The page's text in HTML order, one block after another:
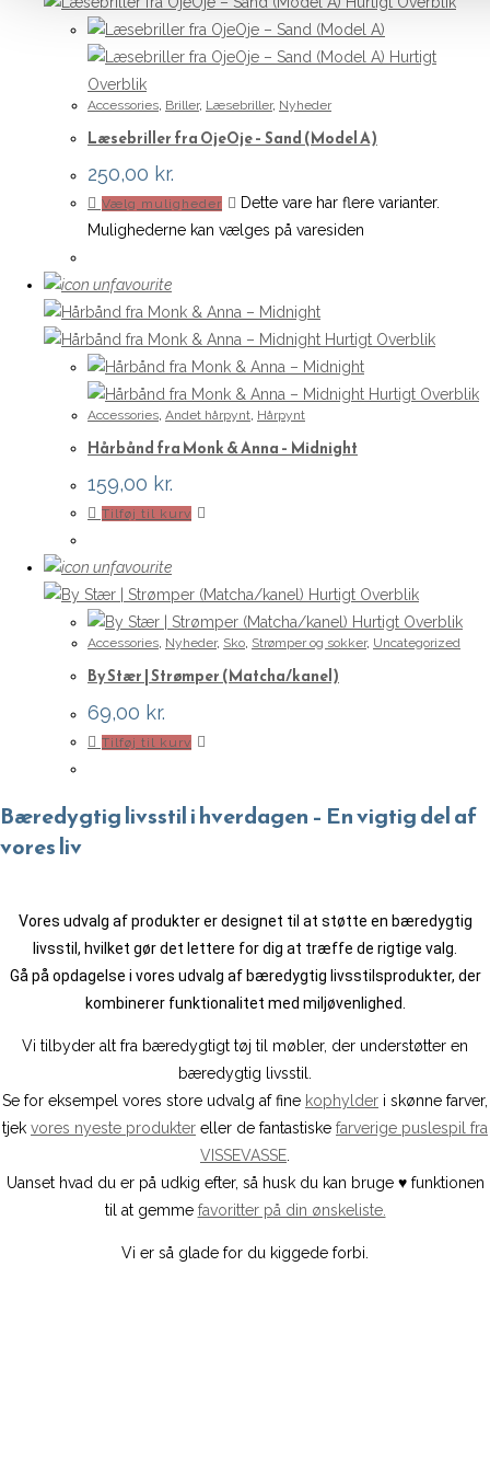
Hurtigt
Overblik
Accessories, Briller, Læsebriller, Nyheder
Læsebriller fra OjeOje – Sand (Model A)
250,00 kr.
Vælg muligheder
Dette vare har flere varianter.
Mulighederne kan vælges på varesiden
Hurtigt Overblik
Hurtigt Overblik
Accessories, Andet hårpynt, Hårpynt
Hårbånd fra Monk & Anna – Midnight
159,00 kr.
Tilføj til kurv
Hurtigt Overblik
Hurtigt Overblik
Accessories, Nyheder, Sko, Strømper og sokker, Uncategorized
By Stær | Strømper (Matcha/kanel)
69,00 kr.
Tilføj til kurv
Bæredygtig livsstil i hverdagen – En vigtig del af
vores liv
Vores udvalg af produkter er designet til at støtte en bæredygtig
livsstil, hvilket gør det lettere for dig at træffe de rigtige valg.
Gå på opdagelse i vores udvalg af bæredygtig livsstilsprodukter, der
kombinerer funktionalitet med miljøvenlighed.
Vi tilbyder alt fra bæredygtigt tøj til møbler, der understøtter en
bæredygtig livsstil.
Se for eksempel vores store udvalg af fine kophylder i skønne farver,
tjek vores nyeste produkter eller de fantastiske farverige puslespil fra
VISSEVASSE
Uanset hvad du er på udkig efter, så husk du kan bruge ♥️ funktionen
til at gemme favoritter på din ønskeliste.
Vi er så glade for du kiggede forbi.